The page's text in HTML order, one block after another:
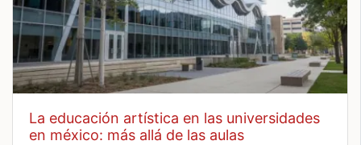
la educación artística en las universidades
en méxico: más allá de las aulas